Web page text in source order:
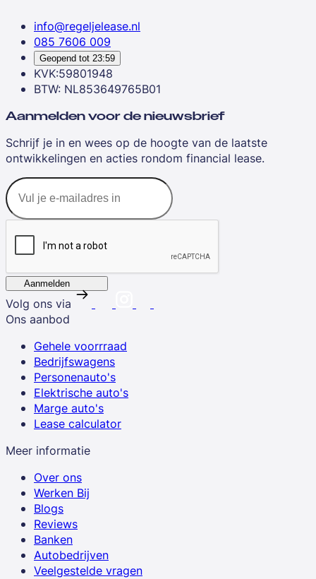
info@regeljelease.nl
085 7606 009
Geopend tot 23:59
KVK:59801948
BTW: NL853649765B01
Aanmelden voor de nieuwsbrief
Schrijf je in en wees op de hoogte van de laatste
ontwikkelingen en acties rondom financial lease.
Aanmelden
Volg ons via
Ons aanbod
Gehele voorrraad
Bedrijfswagens
Personenauto's
Elektrische auto's
Marge auto's
Lease calculator
Meer informatie
Over ons
Werken Bij
Blogs
Reviews
Banken
Autobedrijven
Veelgestelde vragen